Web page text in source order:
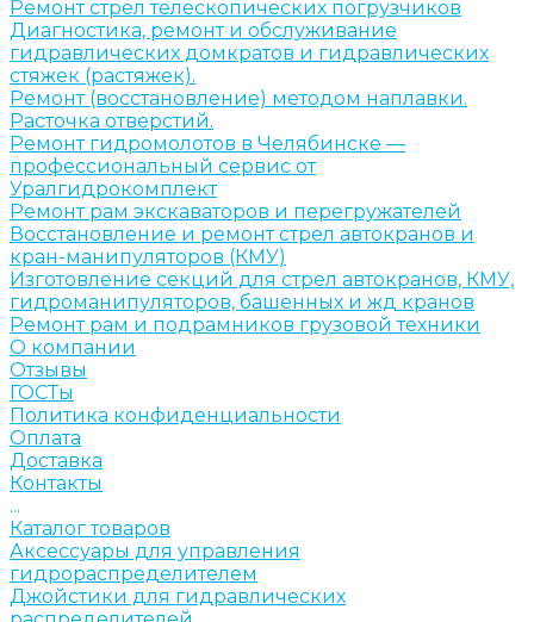
Ремонт стрел телескопических погрузчиков
Диагностика, ремонт и обслуживание
гидравлических домкратов и гидравлических
стяжек (растяжек).
Ремонт (восстановление) методом наплавки.
Расточка отверстий.
Ремонт гидромолотов в Челябинске —
профессиональный сервис от
Уралгидрокомплект
Ремонт рам экскаваторов и перегружателей
Восстановление и ремонт стрел автокранов и
кран-манипуляторов (КМУ)
Изготовление секций для стрел автокранов, КМУ,
гидроманипуляторов, башенных и жд кранов
Ремонт рам и подрамников грузовой техники
О компании
Отзывы
ГОСТы
Политика конфиденциальности
Оплата
Доставка
Контакты
...
Каталог товаров
Аксессуары для управления
гидрораспределителем
Джойстики для гидравлических